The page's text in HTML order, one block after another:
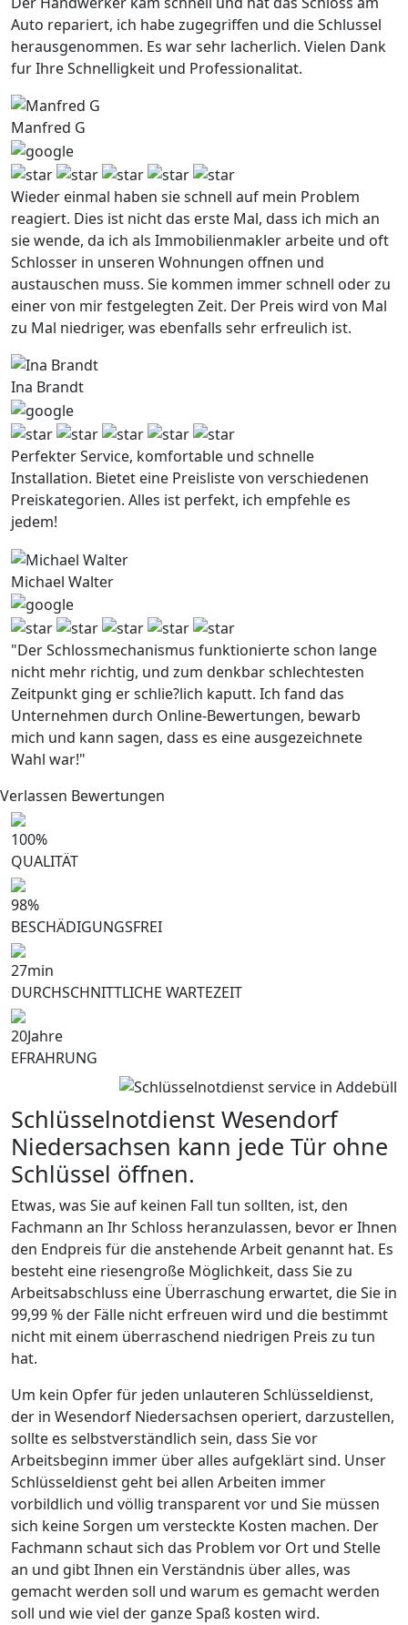
Auto repariert, ich habe zugegriffen und die Schlussel
herausgenommen. Es war sehr lacherlich. Vielen Dank
fur Ihre Schnelligkeit und Professionalitat.
Manfred G
Wieder einmal haben sie schnell auf mein Problem
reagiert. Dies ist nicht das erste Mal, dass ich mich an
sie wende, da ich als Immobilienmakler arbeite und oft
Schlosser in unseren Wohnungen offnen und
austauschen muss. Sie kommen immer schnell oder zu
einer von mir festgelegten Zeit. Der Preis wird von Mal
zu Mal niedriger, was ebenfalls sehr erfreulich ist.
Ina Brandt
Perfekter Service, komfortable und schnelle
Installation. Bietet eine Preisliste von verschiedenen
Preiskategorien. Alles ist perfekt, ich empfehle es
jedem!
Michael Walter
"Der Schlossmechanismus funktionierte schon lange
nicht mehr richtig, und zum denkbar schlechtesten
Zeitpunkt ging er schlie?lich kaputt. Ich fand das
Unternehmen durch Online-Bewertungen, bewarb
mich und kann sagen, dass es eine ausgezeichnete
Wahl war!"
Verlassen Bewertungen
100%
QUALITÄT
98%
BESCHÄDIGUNGSFREI
27min
DURCHSCHNITTLICHE WARTEZEIT
20Jahre
EFRAHRUNG
Schlüsselnotdienst Wesendorf
Niedersachsen kann jede Tür ohne
Schlüssel öffnen.
Etwas, was Sie auf keinen Fall tun sollten, ist, den
Fachmann an Ihr Schloss heranzulassen, bevor er Ihnen
den Endpreis für die anstehende Arbeit genannt hat. Es
besteht eine riesengroße Möglichkeit, dass Sie zu
Arbeitsabschluss eine Überraschung erwartet, die Sie in
99,99 % der Fälle nicht erfreuen wird und die bestimmt
nicht mit einem überraschend niedrigen Preis zu tun
hat.
Um kein Opfer für jeden unlauteren Schlüsseldienst,
der in Wesendorf Niedersachsen operiert, darzustellen,
sollte es selbstverständlich sein, dass Sie vor
Arbeitsbeginn immer über alles aufgeklärt sind. Unser
Schlüsseldienst geht bei allen Arbeiten immer
vorbildlich und völlig transparent vor und Sie müssen
sich keine Sorgen um versteckte Kosten machen. Der
Fachmann schaut sich das Problem vor Ort und Stelle
an und gibt Ihnen ein Verständnis über alles, was
gemacht werden soll und warum es gemacht werden
soll und wie viel der ganze Spaß kosten wird.